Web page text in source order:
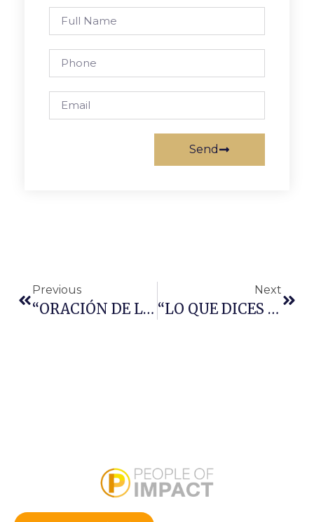
Send
Previous
“ORACIÓN DE LA MAÑANA”
Next
“LO QUE DICES TIENE PODER”